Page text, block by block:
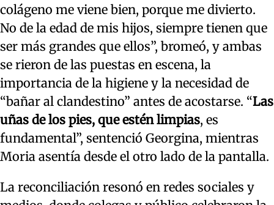
colágeno me viene bien, porque me divierto.
No de la edad de mis hijos, siempre tienen que
ser más grandes que ellos”, bromeó, y ambas
se rieron de las puestas en escena, la
importancia de la higiene y la necesidad de
“bañar al clandestino” antes de acostarse. “Las
uñas de los pies, que estén limpias, es
fundamental”, sentenció Georgina, mientras
Moria asentía desde el otro lado de la pantalla.
La reconciliación resonó en redes sociales y